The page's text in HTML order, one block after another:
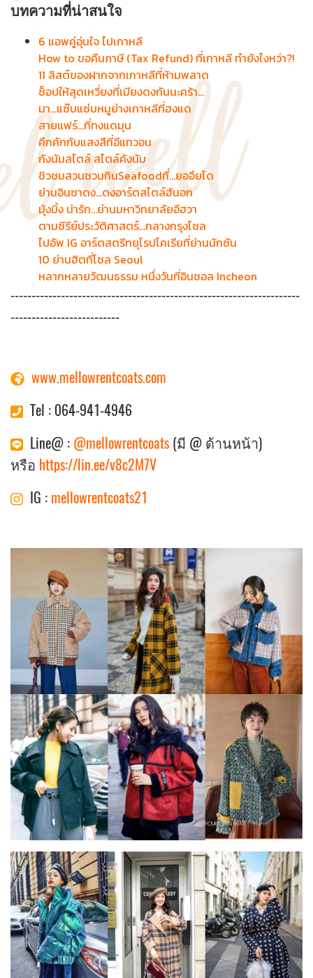
บทความที่น่าสนใจ
6 แอพคู่อุ่นใจ ไปเกาหลี
How to ขอคืนภาษี (Tax Refund) ที่เกาหลี ทำยังไงหว่า?!
11 ลิสต์ของฝากจากเกาหลีที่ห้ามพลาด
ช็อปให้สุดเหวี่ยงที่เมียงดงกันนะคร้า...
มา...แซ๊บแซ่บหมูย่างเกาหลีที่ฮงแด
สายแฟร์...ที่ทงแดมุน
คึกคักกับแสงสีที่อีแทวอน
กังนัมสไตล์ สไตล์คังนัม
ชิวชมสวนชวนกินSeafoodที่...ยออึยโด
ย่านอินซาดง...ดงอาร์ตสไตล์ฮันอก
มุ้งมิ้ง น่ารัก...ย่านมหาวิทยาลัยอีฮวา
ตามซีรีย์ประวัติศาสตร์...กลางกรุงโซล
ไปอัพ IG อาร์ตสตรีทยุโรปโคเรียที่ย่านนักซัน
10 ย่านฮิตที่โซล Seoul
หลากหลายวัฒนธรรม หนึ่งวันที่อินชอล Incheon
---------------------------------------------------------------------
--------------------------
www.mellowrentcoats.com
Tel : 064-941-4946
Line@ : @mellowrentcoats(มี @ ด้านหน้า)
หรือ https://lin.ee/v8c2M7V
IG : mellowrentcoats21